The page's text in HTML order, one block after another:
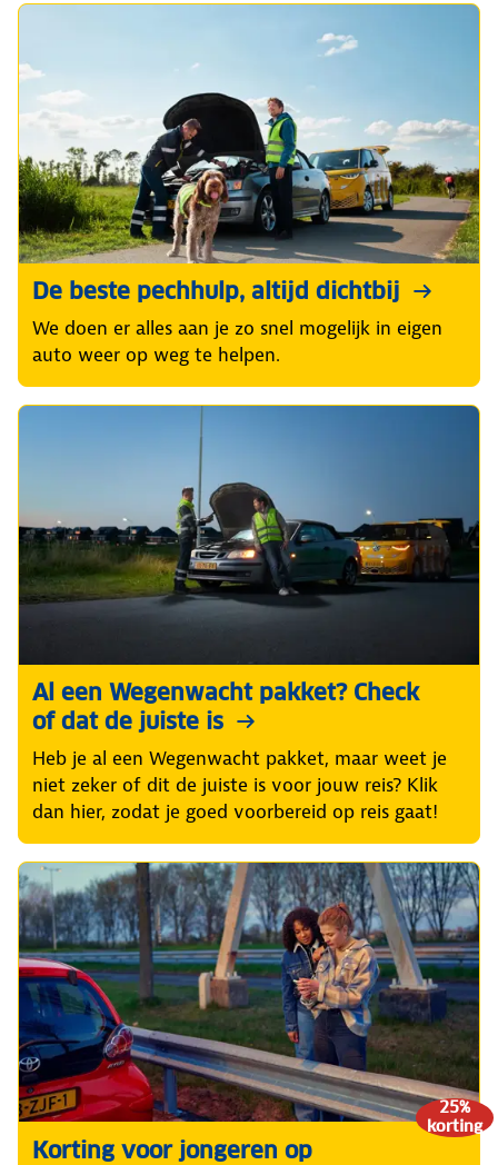
Naar de pakketten
De beste pechhulp, altijd dichtbij
We doen er alles aan je zo snel mogelijk in eigen
auto weer op weg te helpen.
Al een Wegenwacht pakket? Check
of dat de juiste is
Heb je al een Wegenwacht pakket, maar weet je
niet zeker of dit de juiste is voor jouw reis? Klik
dan hier, zodat je goed voorbereid op reis gaat!
25%
korting
Korting voor jongeren op